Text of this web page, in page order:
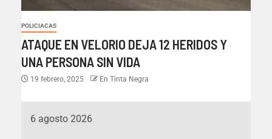
POLICIACAS
ATAQUE EN VELORIO DEJA 12 HERIDOS Y
UNA PERSONA SIN VIDA
19 febrero, 2025 En Tinta Negra
6 agosto 2026